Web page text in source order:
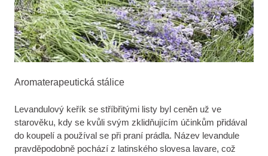
Aromaterapeutická stálice
Levandulový keřík se stříbřitými listy byl ceněn už ve
starověku, kdy se kvůli svým zklidňujícím účinkům přidával
do koupelí a používal se při praní prádla. Název levandule
pravděpodobně pochází z latinského slovesa lavare, což